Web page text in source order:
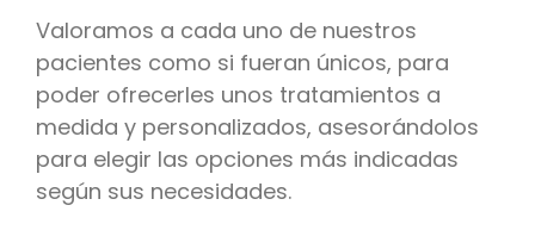
Valoramos a cada uno de nuestros
pacientes como si fueran únicos, para
poder ofrecerles unos tratamientos a
medida y personalizados, asesorándolos
para elegir las opciones más indicadas
según sus necesidades.